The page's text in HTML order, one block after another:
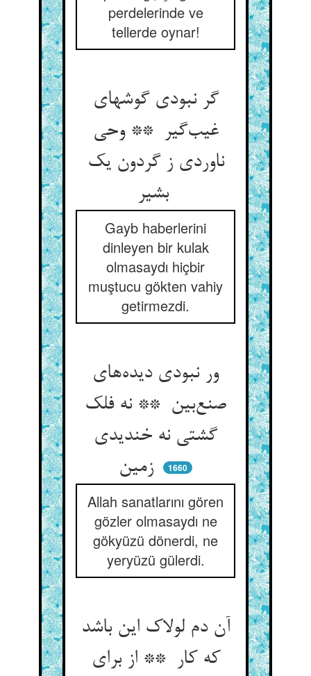
perdelerinde ve
tellerde oynar!
گر نبودی گوشهای
غیب‌گیر ** وحی
ناوردی ز گردون یک
بشیر
Gayb haberlerini
dinleyen bir kulak
olmasaydı hiçbir
muştucu gökten vahiy
getirmezdi.
ور نبودی دیده‌های
صنع‌بین ** نه فلک
گشتی نه خندیدی
1660
Allah sanatlarını gören
gözler olmasaydı ne
gökyüzü dönerdi, ne
yeryüzü gülerdi.
آن دم لولاک این باشد
که کار ** از برای